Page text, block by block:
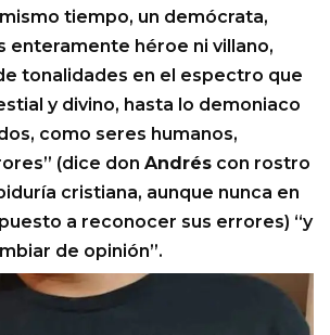
tiempo, un demócrata,
enteramente héroe ni villano,
tonalidades en el espectro que
y divino, hasta lo demoniaco
como seres humanos,
(dice don Andrés con rostro
cristiana, aunque nunca en
a reconocer sus errores) “y
de opinión”.